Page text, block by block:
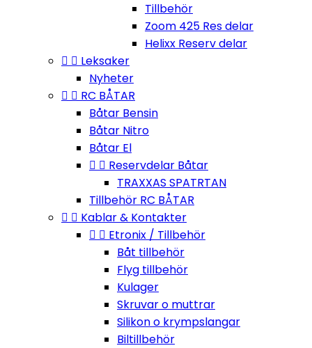
Tillbehör
Zoom 425 Res delar
Helixx Reserv delar
  Leksaker
Nyheter
  RC BÅTAR
Båtar Bensin
Båtar Nitro
Båtar El
  Reservdelar Båtar
TRAXXAS SPATRTAN
Tillbehör RC BÅTAR
  Kablar & Kontakter
  Etronix / Tillbehör
Båt tillbehör
Flyg tillbehör
Kulager
Skruvar o muttrar
Silikon o krympslangar
Biltillbehör